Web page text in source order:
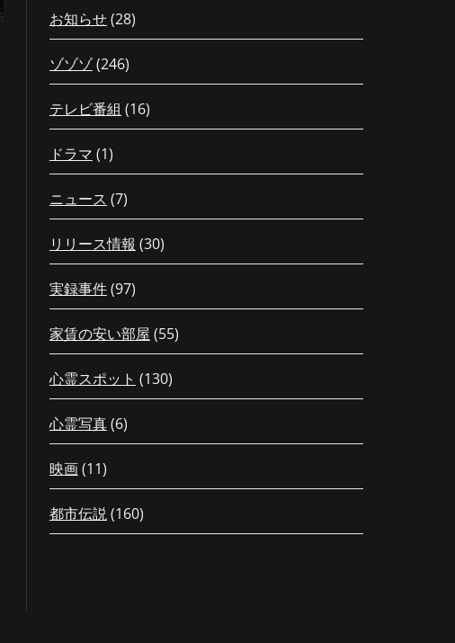
お知らせ(28)
ゾゾゾ(246)
テレビ番組 (16)
ドラマ (1)
ニュース (7)
リリース情報 (30)
実録事件(97)
家賃の安い部屋 (55)
心霊スポット (130)
心霊写真(6)
映画(11)
都市伝説(160)